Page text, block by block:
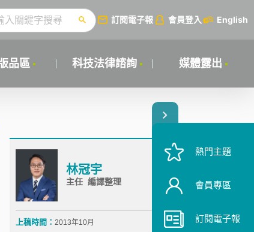
訂閱電子報 會員登入 English
品區 科技法律諮詢 媒體露出
林冠宇
主任 編譯整理
上稿時間： 2013年10月
熱門主題
會員專區
訂閱電子報